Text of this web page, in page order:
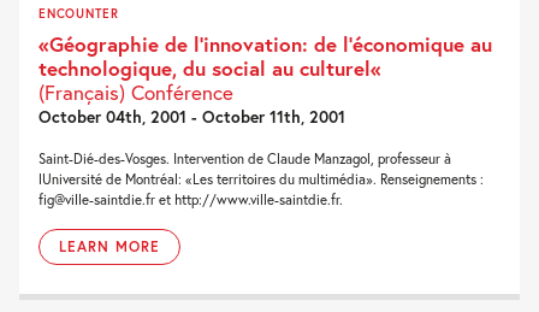
ENCOUNTER
«Géographie de l’innovation: de l’économique au
technologique, du social au culturel«
(Français) Conférence
October 04th, 2001 - October 11th, 2001
Saint-Dié-des-Vosges. Intervention de Claude Manzagol, professeur à
lUniversité de Montréal: «Les territoires du multimédia». Renseignements :
fig@ville-saintdie.fr et http://www.ville-saintdie.fr.
LEARN MORE